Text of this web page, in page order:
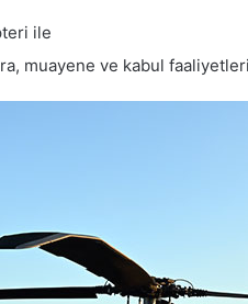
ile
muayene ve kabul faaliyetleri